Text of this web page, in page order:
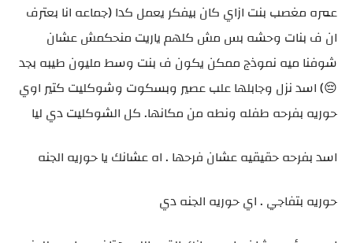
عمره مغصب بنت ازاي كان بيفكر يعمل كدا (جماعه انا بعترف
ان ف بنات وحشه بس مش كلهم ياريت منحكمش عشان
شوفنا ميه نموذج ممكن يكون ف بنت وسط مليون طيبه بجد
😔) اسد نزل وجابلها علب عصير وبسكوت وشوكليت كتير اوي
حوريه بفرحه طفله ونطه من مكانها. كل الشوكليت دي ليا
اسد بفرحه حقيقيه عشان فرحها . اه عشانك يا حوريه الجنه
حوريه بتفاجي . اي حوريه الجنه دي